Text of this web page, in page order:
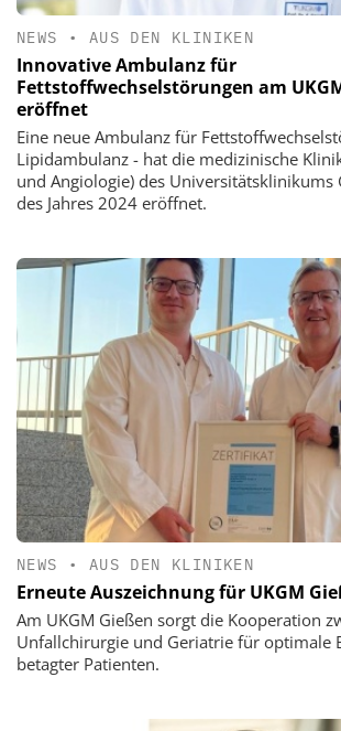
NEWS • AUS DEN KLINIKEN
Innovative Ambulanz für
Fettstoffwechselstörungen am
eröffnet
Eine neue Ambulanz für
Lipidambulanz - hat die medizinische
und Angiologie) des Universitätsklinikums
des Jahres 2024 eröffnet.
NEWS • AUS DEN KLINIKEN
Erneute Auszeichnung für UKGM
Am UKGM Gießen sorgt die Kooperation
Unfallchirurgie und Geriatrie für optimale
betagter Patienten.